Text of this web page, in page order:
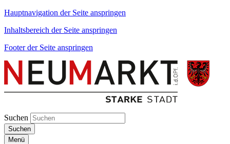
Hauptnavigation der Seite anspringen
Inhaltsbereich der Seite anspringen
Footer der Seite anspringen
Suchen
Suchen
Menü